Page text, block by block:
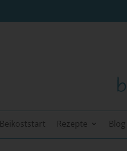
Beikoststart Rezepte Blog